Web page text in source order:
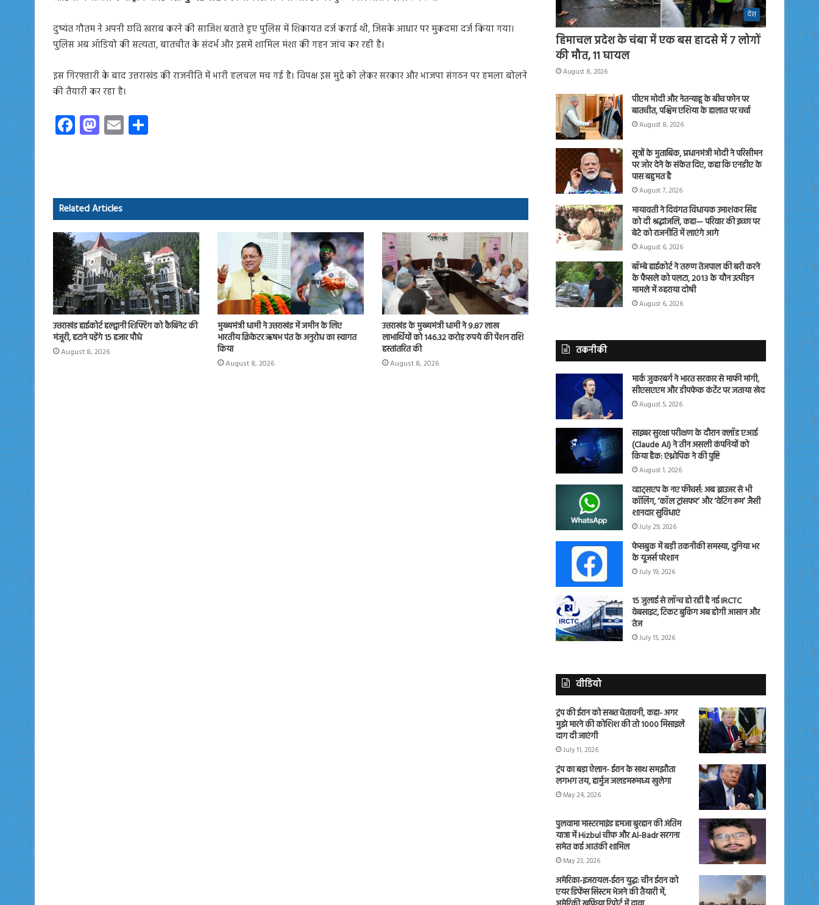
दुष्यंत गौतम ने अपनी छवि खराब करने की साजिश बताते हुए पुलिस में शिकायत दर्ज कराई थी, जिसके आधार पर मुकदमा दर्ज किया गया।
पुलिस अब ऑडियो की सत्यता, बातचीत के संदर्भ और इसमें शामिल मंशा की गहन जांच कर रही है।
इस गिरफ्तारी के बाद उत्तराखंड की राजनीति में भारी हलचल मच गई है। विपक्ष इस मुद्दे को लेकर सरकार और भाजपा संगठन पर हमला बोलने
की तैयारी कर रहा है।
Fa
ce
ok
M
as
o
n
E
m
Related Articles
उत्तराखंड हाईकोर्ट हल्द्वानी शिफ्टिंग को कैबिनेट की
मंजूरी, हटाने पड़ेंगे 15 हजार पौधे
August 8, 2026
मुख्यमंत्री धामी ने उत्तराखंड में जमीन के लिए
भारतीय क्रिकेटर ऋषभ पंत के अनुरोध का स्वागत
किया
August 8, 2026
उत्तराखंड के मुख्यमंत्री धामी ने 9.87 लाख
लाभार्थियों को 146.32 करोड़ रुपये की पेंशन राशि
हस्तांतरित की
August 8, 2026
देश
हिमाचल प्रदेश के चंबा में एक बस हादसे में 7 लोगों
की मौत, 11 घायल
August 8, 2026
पीएम मोदी और नेतन्याहू के बीच फोन पर
बातचीत, पश्चिम एशिया के हालात पर चर्चा
August 8, 2026
सूत्रों के मुताबिक, प्रधानमंत्री मोदी ने परिसीमन
पर जोर देने के संकेत दिए, कहा कि एनडीए के
पास बहुमत है
August 7, 2026
मायावती ने दिवंगत विधायक उमाशंकर सिंह
को दी श्रद्धांजलि, कहा— परिवार की इच्छा पर
बेटे को राजनीति में लाएंगे आगे
August 6, 2026
बॉम्बे हाईकोर्ट ने तरुण तेजपाल की बरी करने
के फैसले को पलटा, 2013 के यौन उत्पीड़न
मामले में ठहराया दोषी
August 6, 2026
तकनीकी
मार्क जुकरबर्ग ने भारत सरकार से माफी मांगी,
सीएसएएम और डीपफेक कंटेंट पर जताया खेद
August 5, 2026
साइबर सुरक्षा परीक्षण के दौरान क्लॉड एआई
(Claude AI) ने तीन असली कंपनियों को
किया हैक: एंथ्रोपिक ने की पुष्टि
August 1, 2026
व्हाट्सएप के नए फीचर्स: अब ब्राउजर से भी
कॉलिंग, ‘कॉल ट्रांसफर’ और ‘वेटिंग रूम’ जैसी
शानदार सुविधाएं
July 29, 2026
फेसबुक में बड़ी तकनीकी समस्या, दुनिया भर
के यूजर्स परेशान
July 19, 2026
15 जुलाई से लॉन्च हो रही है नई IRCTC
वेबसाइट, टिकट बुकिंग अब होगी आसान और
तेज
July 15, 2026
वीडियो
ट्रंप की ईरान को सख्त चेतावनी, कहा- अगर
मुझे मारने की कोशिश की तो 1000 मिसाइलें
दाग दी जाएंगी
July 11, 2026
ट्रंप का बड़ा ऐलान- ईरान के साथ समझौता
लगभग तय, हार्मुज जलडमरूमध्य खुलेगा
May 24, 2026
पुलवामा मास्टरमाइंड हमजा बुरहान की अंतिम
यात्रा में Hizbul चीफ और Al-Badr सरगना
समेत कई आतंकी शामिल
May 23, 2026
अमेरिका-इजरायल-ईरान युद्ध: चीन ईरान को
एयर डिफेंस सिस्टम भेजने की तैयारी में,